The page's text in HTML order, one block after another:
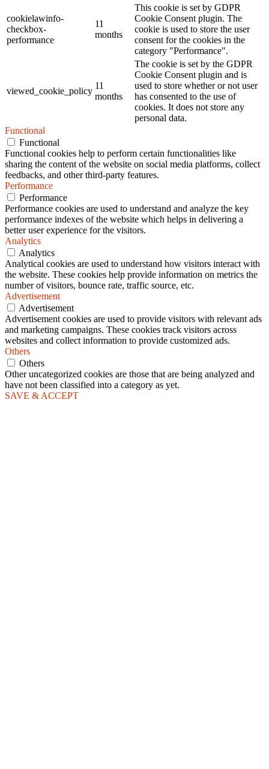
cookielawinfo-
checkbox-
performance
11
months
This cookie is set by GDPR
Cookie Consent plugin. The
cookie is used to store the user
consent for the cookies in the
category "Performance".
viewed_cookie_policy
11
months
The cookie is set by the GDPR
Cookie Consent plugin and is
used to store whether or not user
has consented to the use of
cookies. It does not store any
personal data.
Functional
Functional
Functional cookies help to perform certain functionalities like
sharing the content of the website on social media platforms, collect
feedbacks, and other third-party features.
Performance
Performance
Performance cookies are used to understand and analyze the key
performance indexes of the website which helps in delivering a
better user experience for the visitors.
Analytics
Analytics
Analytical cookies are used to understand how visitors interact with
the website. These cookies help provide information on metrics the
number of visitors, bounce rate, traffic source, etc.
Advertisement
Advertisement
Advertisement cookies are used to provide visitors with relevant ads
and marketing campaigns. These cookies track visitors across
websites and collect information to provide customized ads.
Others
Others
Other uncategorized cookies are those that are being analyzed and
have not been classified into a category as yet.
SAVE & ACCEPT